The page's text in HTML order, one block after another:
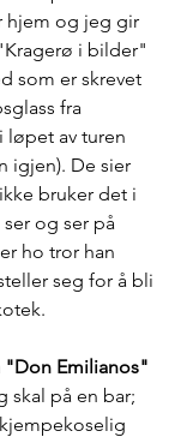
hjem og jeg gir
i bilder"
som er skrevet
fra
løpet av turen
igjen). De sier
bruker det i
og ser på
ho tror han
seg for å bli
"Don Emilianos"
skal på en bar;